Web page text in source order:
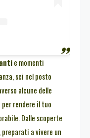
e momenti
sei nel posto
alcune delle
rendere il tuo
Dalle scoperte
a vivere un